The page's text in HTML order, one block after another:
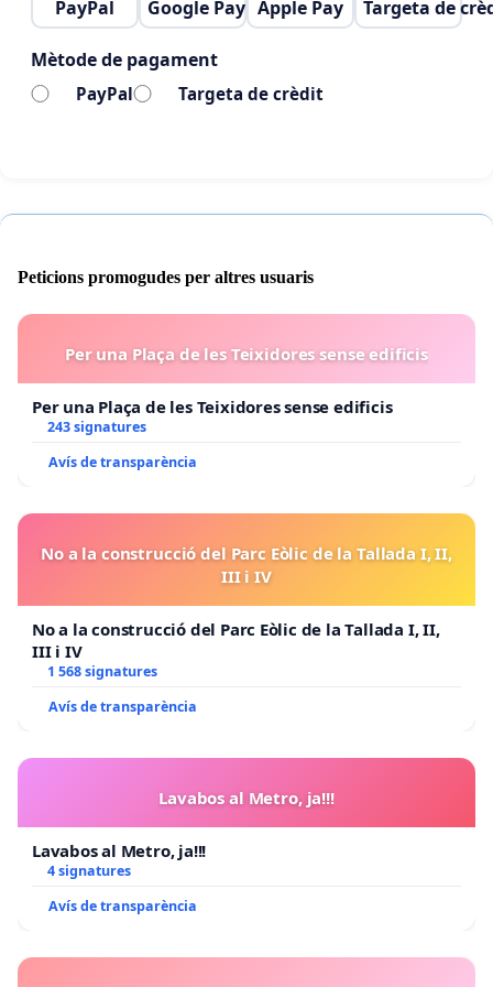
PayPal Google Pay Apple Pay Targeta de
Mètode de pagament
PayPal Targeta de crèdit
Peticions promogudes per altres usuaris
Per una Plaça de les Teixidores sense edificis
Per una Plaça de les Teixidores sense edificis
243 signatures
Avís de transparència
No a la construcció del Parc Eòlic de la Tallada I, II,
III i IV
No a la construcció del Parc Eòlic de la Tallada I, II,
III i IV
1 568 signatures
Avís de transparència
Lavabos al Metro, ja!!!
Lavabos al Metro, ja!!!
4 signatures
Avís de transparència